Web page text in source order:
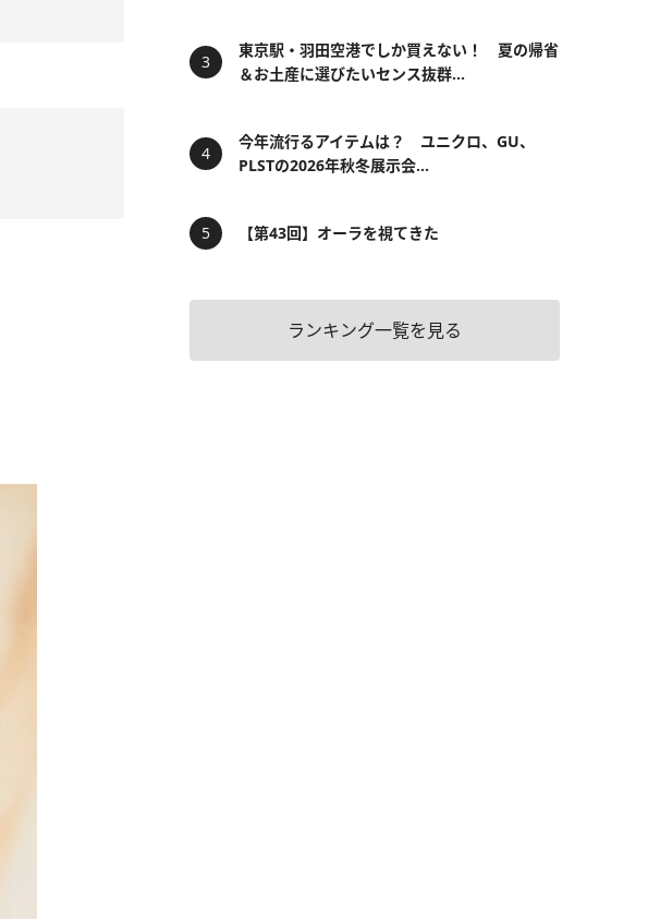
東京駅・羽田空港でしか買えない！ 夏の帰省
＆お土産に選びたいセンス抜群...
今年流行るアイテムは？ ユニクロ、GU、
PLSTの2026年秋冬展示会...
【第43回】オーラを視てきた
ランキング一覧を見る